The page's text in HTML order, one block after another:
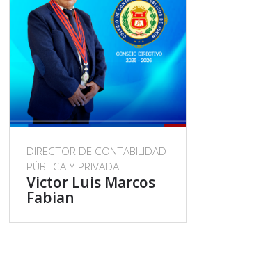
DIRECTOR DE CONTABILIDAD
PÚBLICA Y PRIVADA
Victor Luis Marcos
Fabian